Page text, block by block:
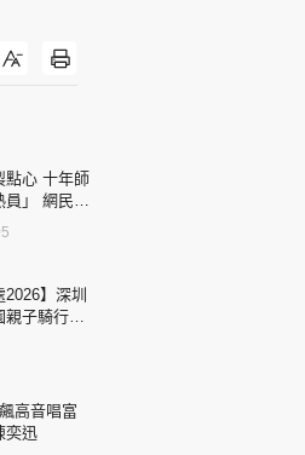
十年師
員」 網民憂
2026】深圳
親子騎行：
」2小時
高音唱富
奕迅